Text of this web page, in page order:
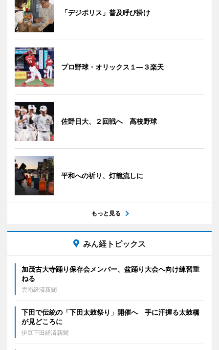
「デジポリス」普及呼び掛け
プロ野球・オリックス１―３楽天
佐野日大、２回戦へ 高校野球
平和への祈り、灯籠流しに
もっと見る
みん経トピックス
加茂古大寺踊り保存会メンバー、盆踊り大会へ向け練習重
ねる
雲南経済新聞
下田で伝統の「下田太鼓祭り」開催へ 手に汗握る太鼓橋
が見どころに
伊豆下田経済新聞